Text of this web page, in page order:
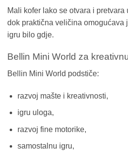
Mali kofer lako se otvara i pretvara
dok praktična veličina omogućava
igru bilo gdje.
Bellin Mini World za
Bellin Mini World podstiče:
razvoj mašte i kreativnosti,
igru uloga,
razvoj fine motorike,
samostalnu igru,